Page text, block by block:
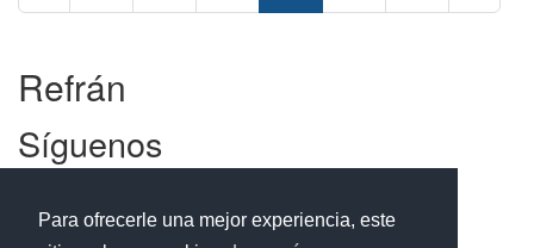
Para ofrecerle una mejor experiencia, este
Refrán
Síguenos